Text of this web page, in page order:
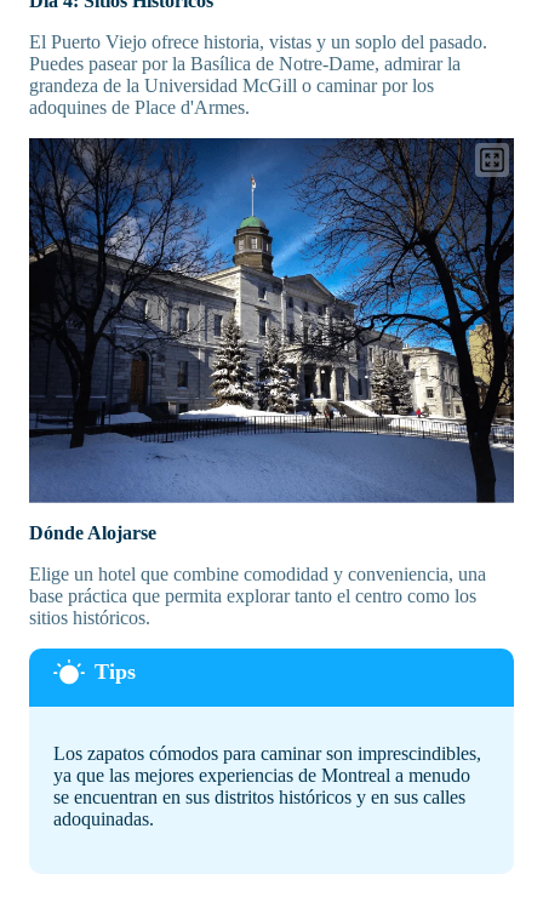
El Puerto Viejo ofrece historia, vistas y un soplo del pasado.
Puedes pasear por la Basílica de Notre-Dame, admirar la
grandeza de la Universidad McGill o caminar por los
adoquines de Place d'Armes.
Dónde Alojarse
Elige un hotel que combine comodidad y conveniencia, una
base práctica que permita explorar tanto el centro como los
sitios históricos.
Los zapatos cómodos para caminar son imprescindibles,
ya que las mejores experiencias de Montreal a menudo
se encuentran en sus distritos históricos y en sus calles
adoquinadas.